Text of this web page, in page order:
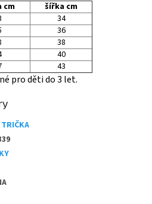
cm
šířka cm
34
36
38
40
43
pro děti do 3 let.
TRIČKA